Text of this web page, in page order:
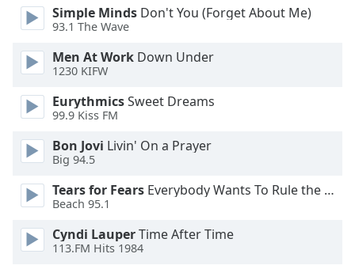
Caption
Area
Color
Opacity
Font
Size
Text
Edge
Style
Simple Minds Don't You (Forget About Me)
93.1 The Wave
Men At Work Down Under
1230 KIFW
EurythmicsSweet Dreams
99.9 Kiss FM
Bon Jovi Livin' On a Prayer
Big 94.5
Tears for Fears Everybody Wants To Rule the World
Beach 95.1
Cyndi LauperTime After Time
113.FM Hits 1984